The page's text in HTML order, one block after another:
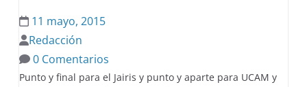
11 mayo, 2015
Redacción
0 Comentarios
Punto y final para el Jairis y punto y aparte para UCAM y